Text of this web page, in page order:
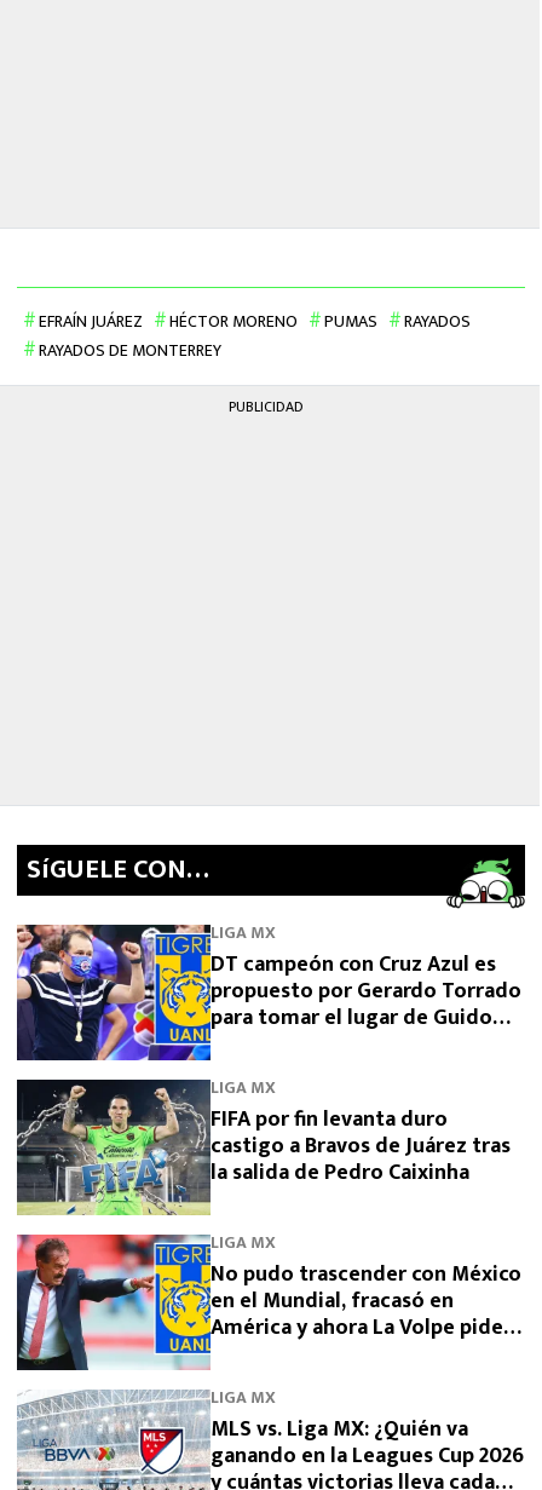
EFRAÍN JUÁREZ HÉCTOR MORENO PUMAS
RAYADOS
RAYADOS DE MONTERREY
PUBLICIDAD
SíGUELE CON…
LIGA MX
DT campeón con Cruz Azul es
propuesto por Gerardo Torrado
para tomar el lugar de Guido
LIGA MX
FIFA por fin levanta duro
castigo a Bravos de Juárez tras
la salida de Pedro Caixinha
LIGA MX
No pudo trascender con México
en el Mundial, fracasó en
América y ahora La Volpe pide
LIGA MX
MLS vs. Liga MX: ¿Quién va
ganando en la Leagues Cup 2026
y cuántas victorias lleva cada